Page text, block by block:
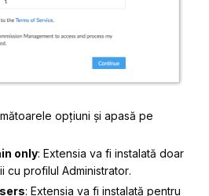
opțiuni și apasă pe
only: Extensia va fi instalată doar
cu profilul Administrator.
: Extensia va fi instalată pentru